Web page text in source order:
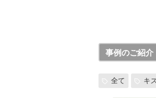
事例のご紹介
全て キ